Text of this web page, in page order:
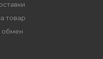
товар
обмен